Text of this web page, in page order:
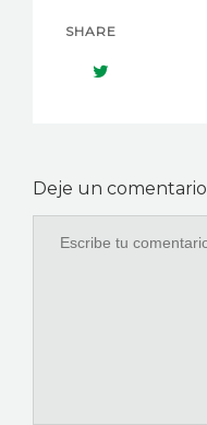
SHARE
Deje un comentario